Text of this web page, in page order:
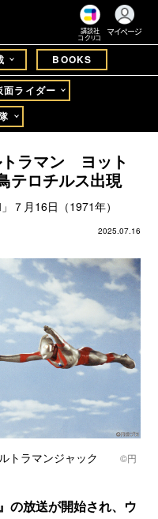
講談社
コクリコ
マイページ
BOOKS
面ライダー
トラマン ヨット
テロチルス出現
７月16日（1971年）
2025.07.16
ルトラマンジャック©円
の放送が開始され、ウ